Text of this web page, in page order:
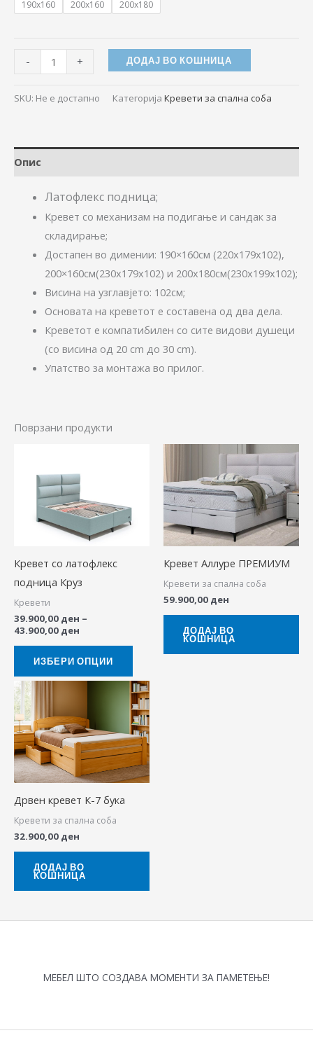
190x160 200x160 200x180
- + ДОДАЈ ВО КОШНИЦА
SKU: Не е достапно Категорија Кревети за спална соба
Опис
Латофлекс подница;
Кревет со механизам на подигање и сандак за
складирање;
Достапен во димении: 190×160см (220x179x102),
200×160см(230x179x102) и 200х180см(230х199х102);
Висина на узглавјето: 102см;
Основата на креветот е составена од два дела.
Крeветот е компатибилен со сите видови душеци
(со висина од 20 cm до 30 cm).
Упатство за монтажа во прилог.
Поврзани продукти
Кревет со латофлекс
подница Круз
Кревети
39.900,00 ден –
43.900,00 ден
39.900,00 ден
through
43.900,00 ден
ИЗБЕРИ ОПЦИИ
product
multiple
variants.
options
product
page
Кревет Аллуре ПРЕМИУМ
Кревети за спална соба
59.900,00 ден
ДОДАЈ ВО
КОШНИЦА
Дрвен кревет К-7 бука
Кревети за спална соба
32.900,00 ден
ДОДАЈ ВО
КОШНИЦА
МЕБЕЛ ШТО СОЗДАВА МОМЕНТИ ЗА ПАМЕТЕЊЕ!